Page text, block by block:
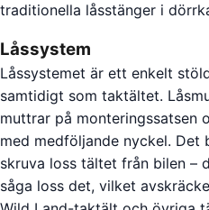
traditionella låsstänger i
Låssystem
Låssystemet är ett enkelt
samtidigt som taktältet.
muttrar på monteringssatsen
med medföljande nyckel.
skruva loss tältet från bilen –
såga loss det, vilket